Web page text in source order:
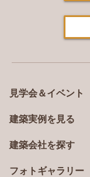
見学会＆イベント
建築実例を見る
建築会社を探す
フォトギャラリー